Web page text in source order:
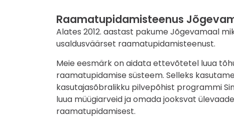
Raamatupidamisteenus
Alates 2012. aastast pakume Jõgevamaal
usaldusväärset raamatupidamisteenust.
Meie eesmärk on aidata ettevõtetel luua
raamatupidamise süsteem. Selleks
kasutajasõbralikku pilvepõhist programmi
luua müügiarveid ja omada jooksvat
raamatupidamisest.